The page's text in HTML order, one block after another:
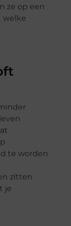
ze op een
welke
te worden
zitten
je